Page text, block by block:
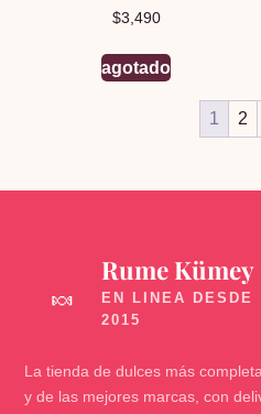
$3,490
agotado
1 2
🍬
Rume Kümey
La tienda de dulces más
y de las mejores marcas, con